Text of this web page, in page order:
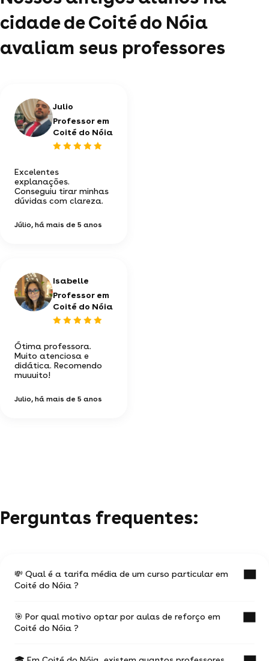
cidade de Coité do Nóia
avaliam seus professores
Julio
Professor em
Coité do Nóia
Excelentes
explanações.
Conseguiu tirar minhas
dúvidas com clareza.
Júlio, há mais de 5 anos
Isabelle
Professor em
Coité do Nóia
Ótima professora.
Muito atenciosa e
didática. Recomendo
muuuito!
Julio, há mais de 5 anos
Perguntas frequentes:
💸 Qual é a tarifa média de um curso particular em
Coité do Nóia ?
O valor médio de uma aula particular em Coité
do Nóia é de R$ 40.
🎯 Por qual motivo optar por aulas de reforço em
Coité do Nóia ?